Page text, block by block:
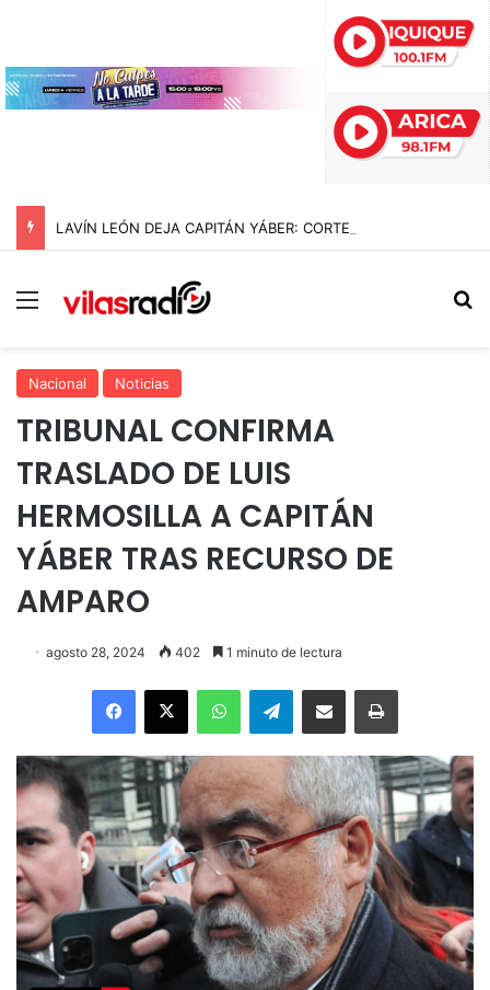
Menú
Nacional Noticias
TRIBUNAL CONFIRMA
TRASLADO DE LUIS
HERMOSILLA A CAPITÁN
YÁBER TRAS RECURSO DE
AMPARO
agosto 28, 2024 402 1 minuto de lectura
Facebook
X WhatsAppTelegramEnviar vía email Imprimir